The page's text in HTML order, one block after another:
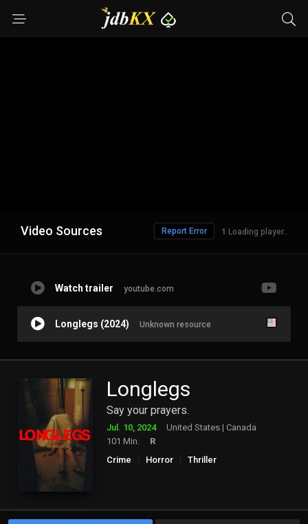
Video Sources 1 Loading player..
Report Error
Watch trailer youtube.com
Longlegs (2024) Unknown resource
Longlegs
Say your prayers.
Jul. 10, 2024
United States | Canada
101 Min.
R
Crime
Horror Thriller